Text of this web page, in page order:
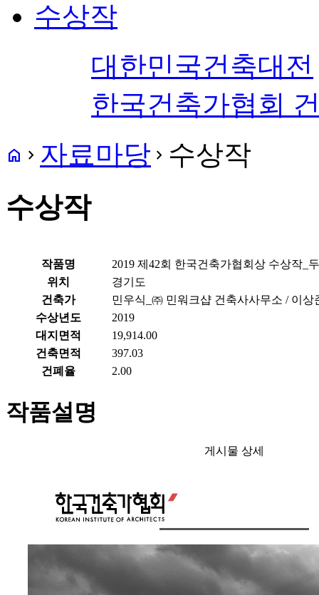
수상작
대한민국건축대전
한국건축가협회
home navigate_next 자료마당 navigate_next 수상작
수상작
작품명
2019 제42회 한국건축가협회상 수상작_
위치
경기도
건축가
민우식_㈜ 민워크샵 건축사사무소 / 이
수상년도
2019
대지면적
19,914.00
건축면적
397.03
건폐율
2.00
작품설명
게시물 상세